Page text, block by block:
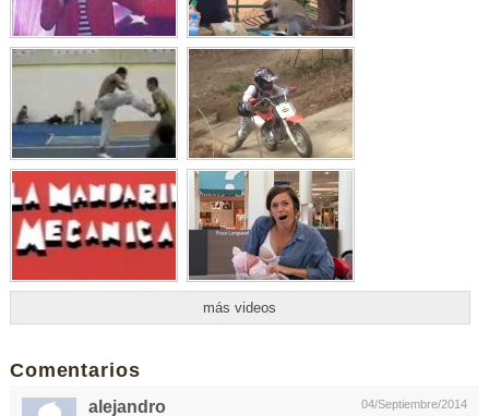
más videos
Comentarios
04/Septiembre/2014
alejandro